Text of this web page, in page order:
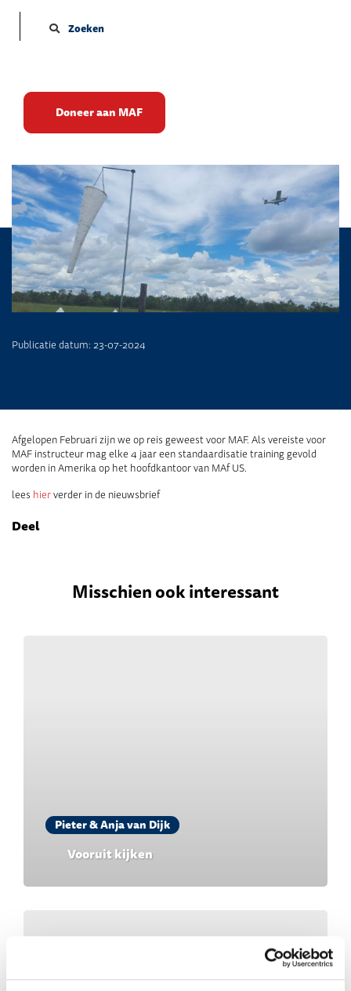
Zoeken
Doneer aan MAF
Standaardisatiecursus bij
MAF Amerika
Publicatie datum: 23-07-2024
Afgelopen Februari zijn we op reis geweest voor MAF. Als vereiste voor
MAF instructeur mag elke 4 jaar een standaardisatie training gevold
worden in Amerika op het hoofdkantoor van MAf US.
lees hierverder in de nieuwsbrief
Deel
Misschien ook interessant
Pieter & Anja van Dijk
Vooruit kijken